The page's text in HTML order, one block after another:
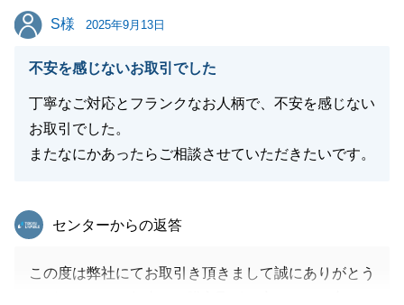
今後ともよろしくお願いいたします。
閉じる
S様
S様 2025年9月13日
不安を感じないお取引でした
丁寧なご対応とフランクなお人柄で、不安を感じない
お取引でした。
またなにかあったらご相談させていただきたいです。
東急リバブル
センターからの返答
この度は弊社にてお取引き頂きまして誠にありがとう